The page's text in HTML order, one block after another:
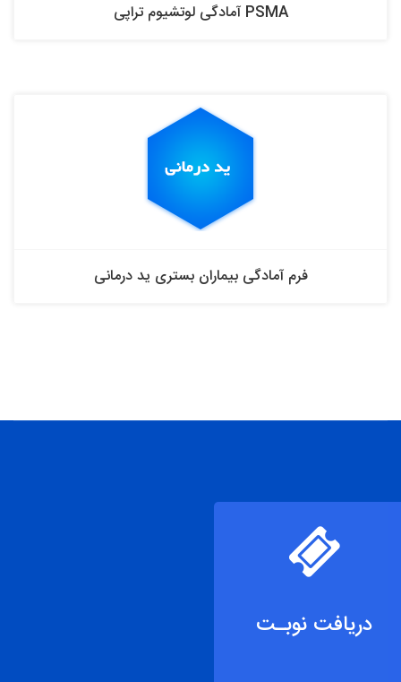
PSMA آمادگی لوتشیوم تراپی
فرم آمادگی بیماران بستری ید درمانی
دریافت نوبـت